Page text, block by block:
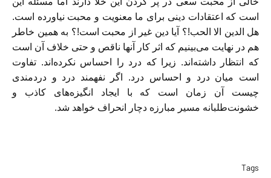
است که اعتقادات دینی برای ما معنویت و محبت نیاورده است.
هل الدین الا الحب!؟ آیا دین غیر از محبت است!؟ به همین خاطر
هم در نهایت می‌بینیم که اثر کار آنها ناقص و حتی خلاف آن است
که انتظار داشته‌اند. زیرا که درد را احساس نکرده‌اند. تفاوت
است میان درد و احساس درد. اگر نفهمند درد و دردمندی
چیست آن زمان است که با ایجاد انگیزه‌های کاذب و
خشونت‌طلبانه مسیر مبارزه دچار انحراف خواهد شد.
Tags